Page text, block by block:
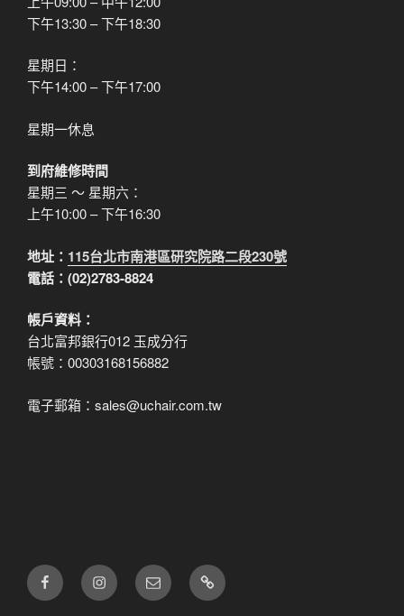
下午13:30 – 下午18:30
星期日：
下午14:00 – 下午17:00
星期一休息
到府維修時間
星期三 ～ 星期六：
上午10:00 – 下午16:30
地址： 115台北市南港區研究院路二段230號
電話：(02)2783-8824
帳戶資料：
台北富邦銀行012 玉成分行
帳號：00303168156882
電子郵箱：sales@uchair.com.tw
FB IG
電
子
LINE